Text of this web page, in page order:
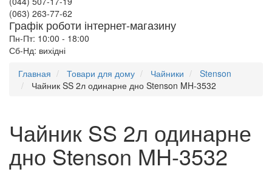
(063) 263-77-62
Графік роботи інтернет-магазину
Пн-Пт: 10:00 - 18:00
Сб-Нд: вихідні
Главная
Товари для дому Чайники
Stenson
Чайник SS 2л одинарне дно Stenson MH-3532
Чайник SS 2л одинарне
дно Stenson MH-3532